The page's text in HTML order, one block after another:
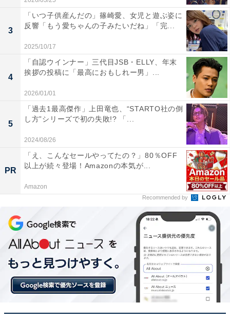
3
「いつ子供産んだの」篠崎愛、女児と遊ぶ姿に
反響「もう愛ちゃんの子みたいだね」「完...
2025/10/17
4
「自認ウインナー」三代目JSB・ELLY、年末
挨拶の投稿に「最高におもしれー男」...
2026/01/01
5
「過去1最高傑作」上田竜也、“STARTO社の倒
し方”シリーズで初の失敗!? 「...
2024/08/26
PR
「え、こんなセールやってたの？」80％OFF
以上が続々登場！Amazonの本気が...
Amazon
Recommended by